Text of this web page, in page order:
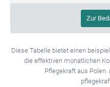
Zur
Diese Tabelle bietet einen
die effektiven monatlichen
Pflegekraft aus Polen.